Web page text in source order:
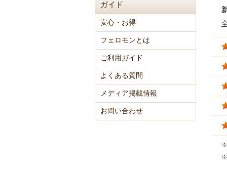
※
※
ガイド
安心・お得
フェロモンとは
ご利用ガイド
よくある質問
メディア掲載情報
お問い合わせ